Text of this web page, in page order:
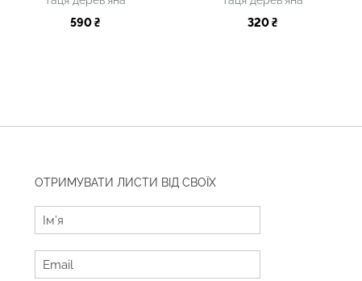
590 ₴
320 ₴
ОТРИМУВАТИ ЛИСТИ ВІД СВОЇХ